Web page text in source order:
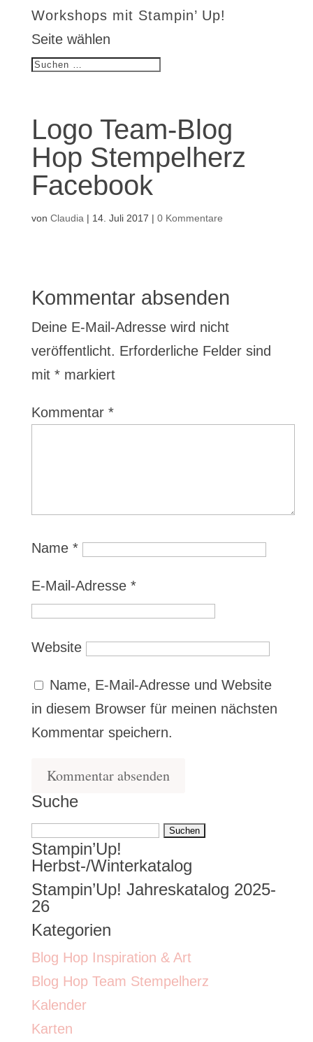
Workshops mit Stampin’ Up!
Seite wählen
Logo Team-Blog
Hop Stempelherz
Facebook
von Claudia | 14. Juli 2017 | 0 Kommentare
Kommentar absenden
Deine E-Mail-Adresse wird nicht
veröffentlicht. Erforderliche Felder sind
mit *markiert
Kommentar *
Name *
E-Mail-Adresse *
Website
Name, E-Mail-Adresse und Website
in diesem Browser für meinen nächsten
Kommentar speichern.
Suche
Suchen
nach:
Stampin’Up!
Herbst-/Winterkatalog
Stampin’Up! Jahreskatalog 2025-
26
Kategorien
Blog Hop Inspiration & Art
Blog Hop Team Stempelherz
Kalender
Karten